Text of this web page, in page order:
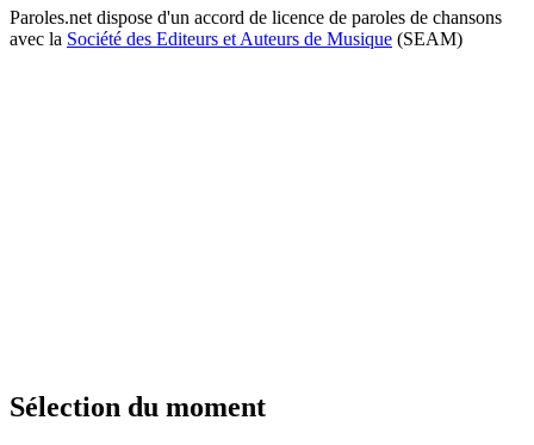
Paroles.net dispose d'un accord de licence de paroles de chansons
avec la Société des Editeurs et Auteurs de Musique (SEAM)
Sélection du moment